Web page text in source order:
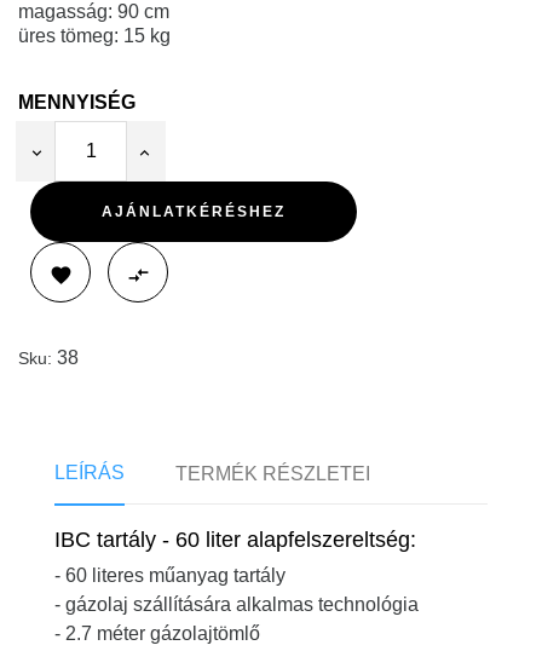
magasság: 90 cm
üres tömeg: 15 kg
MENNYISÉG
AJÁNLATKÉRÉSHEZ
 
Sku: 38
LEÍRÁS TERMÉK RÉSZLETEI
IBC tartály - 60 liter alapfelszereltség:
- 60 literes műanyag tartály
- gázolaj szállítására alkalmas technológia
- 2.7 méter gázolajtömlő